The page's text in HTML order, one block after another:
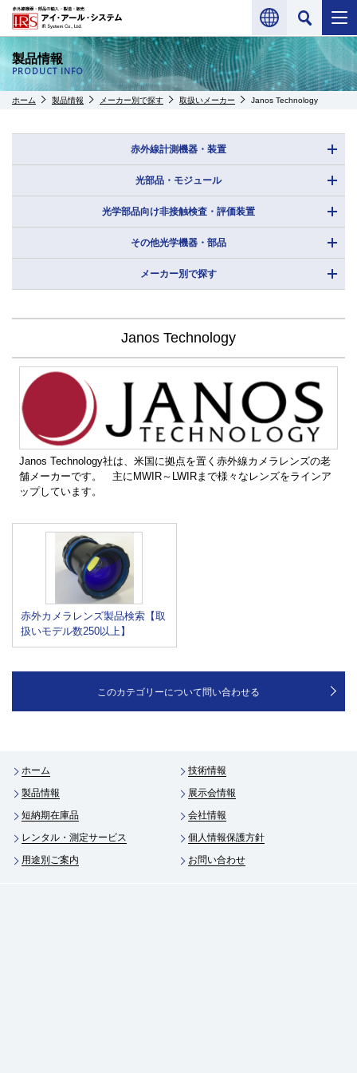
製品情報
PRODUCT INFO
ホーム 製品情報 メーカー別で探す 取扱いメーカー Janos Technology
赤外線計測機器・装置
光部品・モジュール
光学部品向け非接触検査・評価装置
その他光学機器・部品
メーカー別で探す
Janos Technology
Janos Technology社は、米国に拠点を置く赤外線カメラレンズの老
舗メーカーです。 主にMWIR～LWIRまで様々なレンズをラインア
ップしています。
赤外カメラレンズ製品検索【取
扱いモデル数250以上】
このカテゴリーについて問い合わせる
ホーム
技術情報
製品情報
展示会情報
短納期在庫品
会社情報
レンタル・測定サービス
個人情報保護方針
用途別ご案内
お問い合わせ